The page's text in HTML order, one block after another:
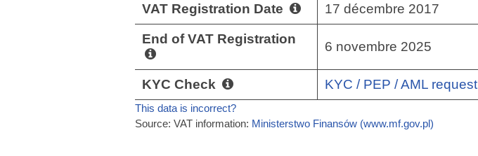
VAT Registration Date 17 décembre 2017
End of VAT Registration
6 novembre 2025
KYC Check KYC / PEP / AML request
This data is incorrect?
Source: VAT information: Ministerstwo Finansów (www.mf.gov.pl)